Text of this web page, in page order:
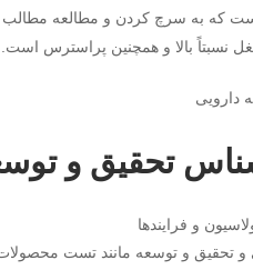
به سرچ کردن و مطالعه مطالب
نسبتاً بالا و همچنین پراسترس است.
تحقیق و
و فرایندها
و تحقیق و توسعه مانند تست